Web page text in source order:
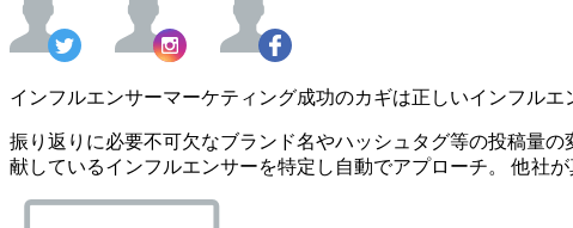
インフルエンサーマーケティング成功のカギは正しいインフルエ
振り返りに必要不可欠なブランド名やハッシュタグ等の投稿量
献しているインフルエンサーを特定し自動でアプローチ。 他社